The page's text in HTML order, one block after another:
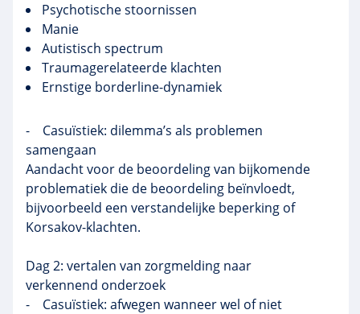
Psychotische stoornissen
Manie
Autistisch spectrum
Traumagerelateerde klachten
Ernstige borderline-dynamiek
- Casuïstiek: dilemma’s als problemen
samengaan
Aandacht voor de beoordeling van bijkomende
problematiek die de beoordeling beïnvloedt,
bijvoorbeeld een verstandelijke beperking of
Korsakov-klachten.
Dag 2: vertalen van zorgmelding naar
verkennend onderzoek
- Casuïstiek: afwegen wanneer wel of niet